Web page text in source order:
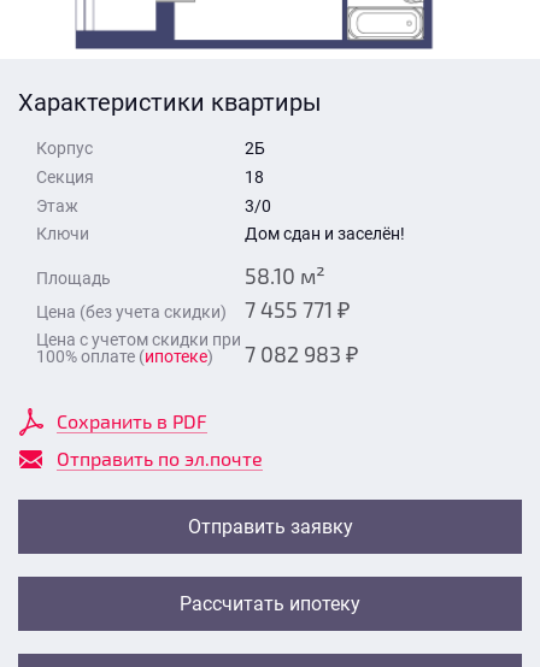
Характеристики квартиры
Корпус
2Б
Секция
18
Этаж
3/0
Ключи
Дом сдан и заселён!
Площадь 58.10 м²
Цена (без учета скидки) 7 455 771 ₽
Цена с учетом скидки при
100% оплате (ипотеке) 7 082 983 ₽
Сохранить в PDF
Отправить по эл.почте
Отправить заявку
Рассчитать ипотеку
Отправить